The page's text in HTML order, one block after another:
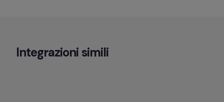
Integrazioni simili